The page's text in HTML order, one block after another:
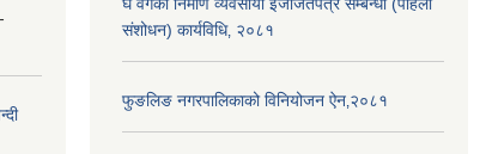
संशोधन) कार्यविधि‚ २०८१
फुङलिङ नगरपालिकाको विनियोजन ऐन‚२०८१